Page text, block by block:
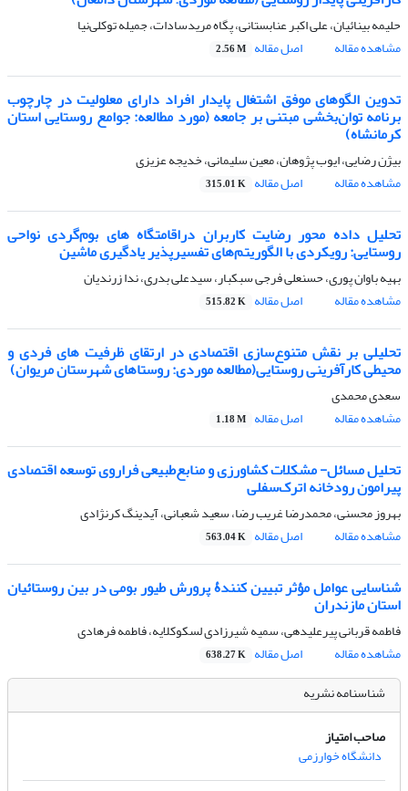
حلیمه بینائیان، علی اکبر عنابستانی، پگاه مریدسادات، جمیله توکلی‌نیا
مشاهده مقاله
اصل مقاله 2.56 M
تدوین الگوهای موفق اشتغال پایدار افراد دارای معلولیت در چارچوب
برنامه توان‌بخشی مبتنی بر جامعه (مورد مطالعه: جوامع روستایی استان
کرمانشاه)
بیژن رضایی، ایوب پژوهان، معین سلیمانی، خدیجه عزیزی
مشاهده مقاله
اصل مقاله 315.01 K
تحلیل داده محور رضایت کاربران دراقامتگاه های بوم‌گردی نواحی
روستایی: رویکردی با الگوریتم‌های تفسیر‌پذیر یادگیری ماشین
بهیه باوان پوری، حسنعلی فرجی سبکبار، سیدعلی بدری، ندا زرندیان
مشاهده مقاله
اصل مقاله 515.82 K
تحلیلی بر نقش متنوع‌سازی اقتصادی در ارتقای ظرفیت های فردی و
محیطی کارآفرینی روستایی(مطالعه موردی: روستاهای شهرستان مریوان)
سعدی محمدی
مشاهده مقاله
اصل مقاله 1.18 M
تحلیل مسائل- مشکلات کشاورزی و منابع‌طبیعی فراروی توسعه اقتصادی
پیرامون رودخانه اترک‌سفلی
بهروز محسنی، محمدرضا غریب رضا، سعید شعبانی، آیدینگ کرنژادی
مشاهده مقاله
اصل مقاله 563.04 K
شناسایی عوامل مؤثر تبیین کنندۀ پرورش طیور بومی در بین روستائیان
استان مازندران ‌
فاطمه قربانی پیرعلیدهی، سمیه شیرزادی لسکوکلایه، فاطمه فرهادی
مشاهده مقاله
اصل مقاله 638.27 K
شناسنامه نشریه
صاحب امتیاز
دانشگاه خوارزمی